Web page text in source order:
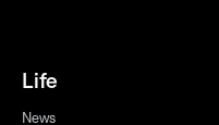
Life
News